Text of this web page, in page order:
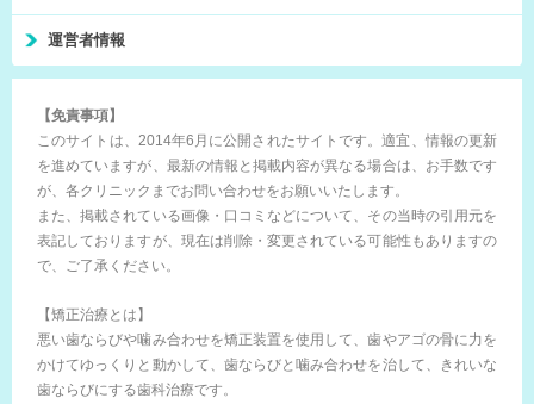
運営者情報
【免責事項】
このサイトは、2014年6月に公開されたサイトです。適宜、情報の更新
を進めていますが、最新の情報と掲載内容が異なる場合は、お手数です
が、各クリニックまでお問い合わせをお願いいたします。
また、掲載されている画像・口コミなどについて、その当時の引用元を
表記しておりますが、現在は削除・変更されている可能性もありますの
で、ご了承ください。
【矯正治療とは】
悪い歯ならびや噛み合わせを矯正装置を使用して、歯やアゴの骨に力を
かけてゆっくりと動かして、歯ならびと噛み合わせを治して、きれいな
歯ならびにする歯科治療です。